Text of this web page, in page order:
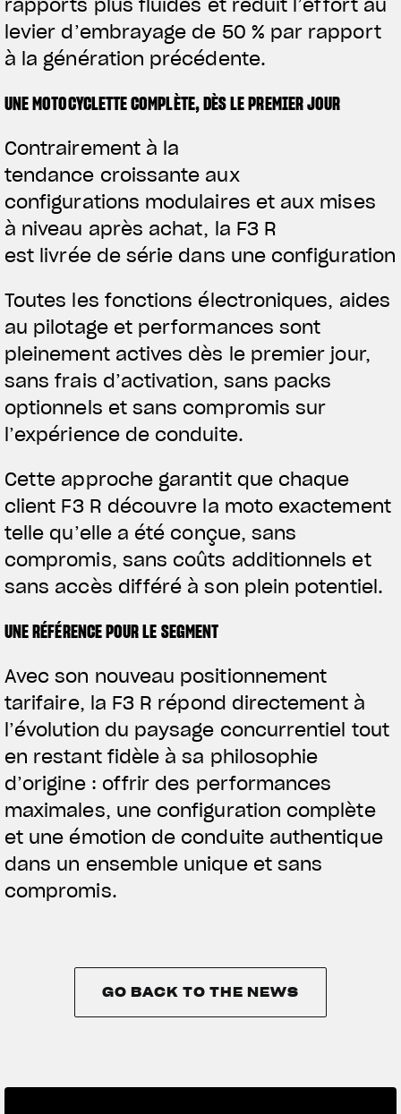
rapports plus fluides et réduit l’effort au
levier d’embrayage de 50 % par rapport
à la génération précédente.
UNE MOTOCYCLETTE COMPLÈTE, DÈS LE PREMIER JOUR
Contrairement à la
tendance croissante aux
configurations modulaires et aux mises
à niveau après achat, la F3 R
est livrée de série dans une
Toutes les fonctions électroniques, aides
au pilotage et performances sont
pleinement actives dès le premier jour,
sans frais d’activation, sans packs
optionnels et sans compromis sur
l’expérience de conduite.
Cette approche garantit que chaque
client F3 R découvre la moto exactement
telle qu’elle a été conçue, sans
compromis, sans coûts additionnels et
sans accès différé à son plein potentiel.
UNE RÉFÉRENCE POUR LE SEGMENT
Avec son nouveau positionnement
tarifaire, la F3 R répond directement à
l’évolution du paysage concurrentiel tout
en restant fidèle à sa philosophie
d’origine : offrir des performances
maximales, une configuration complète
et une émotion de conduite authentique
dans un ensemble unique et sans
compromis.
GO BACK TO THE NEWS